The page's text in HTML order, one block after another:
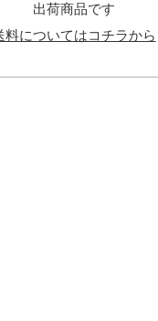
出荷商品です
料についてはコチラから